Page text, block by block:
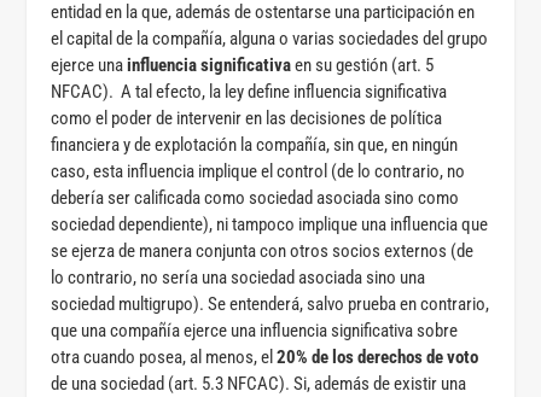
entidad en la que, además de ostentarse una participación en
el capital de la compañía, alguna o varias sociedades del grupo
ejerce unainfluencia significativaen su gestión (art. 5
NFCAC). A tal efecto, la ley define influencia significativa
como el poder de intervenir en las decisiones de política
financiera y de explotación la compañía, sin que, en ningún
caso, esta influencia implique el control (de lo contrario, no
debería ser calificada como sociedad asociada sino como
sociedad dependiente), ni tampoco implique una influencia que
se ejerza de manera conjunta con otros socios externos (de
lo contrario, no sería una sociedad asociada sino una
sociedad multigrupo). Se entenderá, salvo prueba en contrario,
que una compañía ejerce una influencia significativa sobre
otra cuando posea, al menos, el20% de los derechos de voto
de una sociedad (art. 5.3 NFCAC). Si, además de existir una